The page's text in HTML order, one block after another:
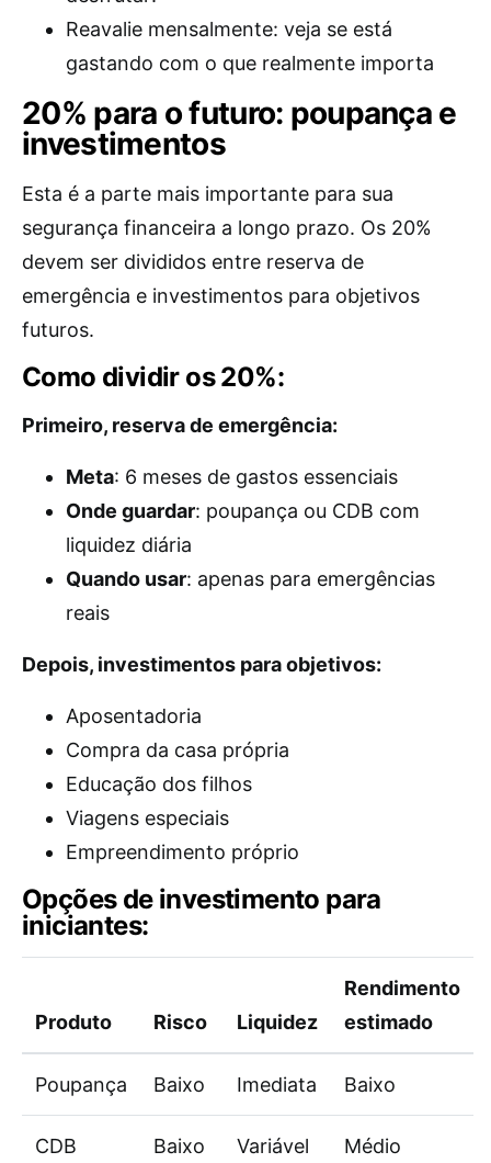
Reavalie mensalmente: veja se está
gastando com o que realmente importa
20% para o futuro: poupança e
investimentos
Esta é a parte mais importante para sua
segurança financeira a longo prazo. Os 20%
devem ser divididos entre reserva de
emergência e investimentos para objetivos
futuros.
Como dividir os 20%:
Primeiro, reserva de emergência:
Meta: 6 meses de gastos essenciais
Onde guardar: poupança ou CDB com
liquidez diária
Quando usar: apenas para emergências
reais
Depois, investimentos para objetivos:
Aposentadoria
Compra da casa própria
Educação dos filhos
Viagens especiais
Empreendimento próprio
Opções de investimento para
iniciantes:
Produto Risco Liquidez
Rendimento
estimado
Poupança Baixo Imediata Baixo
CDB Baixo Variável Médio